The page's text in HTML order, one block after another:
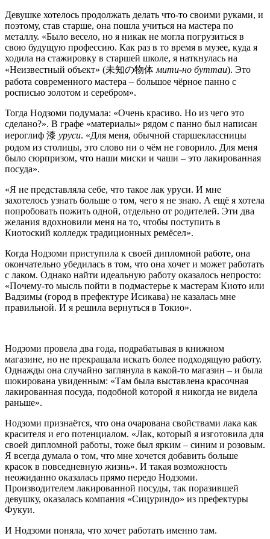
Девушке хотелось продолжать делать что-то своими руками, и
поэтому, став старше, она пошла учиться на мастера по
металлу. «Было весело, но я никак не могла погрузиться в
свою будущую профессию. Как раз в то время в музее, куда я
ходила на стажировку в старшей школе, я наткнулась на
«Неизвестный объект» (未知の物体 мити-но буттаи). Это
работа современного мастера – большое чёрное панно с
росписью золотом и серебром».
Тогда Нодзоми подумала: «Очень красиво. Но из чего это
сделано?». В графе «материалы» рядом с панно был написан
иероглиф 漆 уруси. «Для меня, обычной старшеклассницы
родом из столицы, это слово ни о чём не говорило. Для меня
было сюрпризом, что наши миски и чаши – это лакированная
посуда».
«Я не представляла себе, что такое лак уруси. И мне
захотелось узнать больше о том, чего я не знаю. А ещё я хотела
попробовать пожить одной, отдельно от родителей. Эти два
желания вдохновили меня на то, чтобы поступить в
Киотоский колледж традиционных ремёсел».
Когда Нодзоми приступила к своей дипломной работе, она
окончательно убедилась в том, что она хочет и может работать
с лаком. Однако найти идеальную работу оказалось непросто:
«Почему-то мысль пойти в подмастерье к мастерам Киото или
Вадзимы (город в префектуре Исикава) не казалась мне
правильной. И я решила вернуться в Токио».
Нодзоми провела два года, подрабатывая в книжном
магазине, но не прекращала искать более подходящую работу.
Однажды она случайно заглянула в какой-то магазин – и была
шокирована увиденным: «Там была выставлена красочная
лакированная посуда, подобной которой я никогда не видела
раньше».
Нодзоми признаётся, что она очарована свойствами лака как
красителя и его потенциалом. «Лак, который я изготовила для
своей дипломной работы, тоже был ярким – синим и розовым.
Я всегда думала о том, что мне хочется добавить больше
красок в повседневную жизнь». И такая возможность
неожиданно оказалась прямо передо Нодзоми.
Производителем лакированной посуды, так поразившей
девушку, оказалась компания «Сицуриндо» из префектуры
Фукуи.
И Нодзоми поняла, что хочет работать именно там.